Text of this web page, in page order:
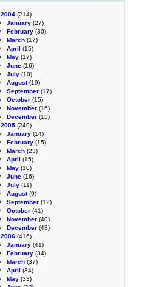
2004 (214)
January (27)
February (30)
March (17)
April (15)
May (17)
June (16)
July (10)
August(19)
September (17)
October (15)
November (16)
December (15)
2005 (249)
January (14)
February (15)
March (23)
April (15)
May (10)
June (16)
July (11)
August(9)
September (12)
October (41)
November (40)
December (43)
2006 (416)
January (41)
February (34)
March (37)
April (34)
May (33)